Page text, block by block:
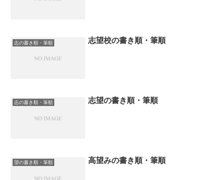
志の書き順・筆順 志望校の書き順・筆順
志の書き順・筆順 志望の書き順・筆順
望の書き順・筆順 高望みの書き順・筆順